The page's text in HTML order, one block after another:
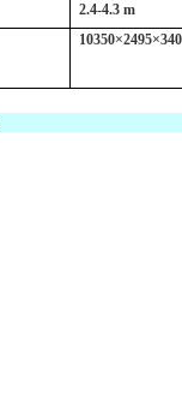
2.4-4.3 m